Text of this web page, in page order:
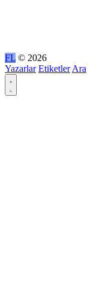
FL © 2026
Yazarlar Etiketler Ara